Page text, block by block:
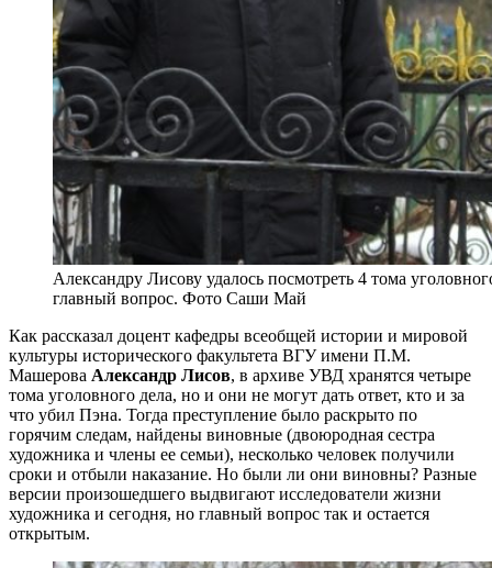
Александру Лисову удалось посмотреть 4 тома
главный вопрос. Фото Саши Май
Как рассказал доцент кафедры всеобщей истории и мировой
культуры исторического факультета ВГУ имени П.М.
Машерова Александр Лисов, в архиве УВД хранятся четыре
тома уголовного дела, но и они не могут дать ответ, кто и за
что убил Пэна. Тогда преступление было раскрыто по
горячим следам, найдены виновные (двоюродная сестра
художника и члены ее семьи), несколько человек получили
сроки и отбыли наказание. Но были ли они виновны? Разные
версии произошедшего выдвигают исследователи жизни
художника и сегодня, но главный вопрос так и остается
открытым.